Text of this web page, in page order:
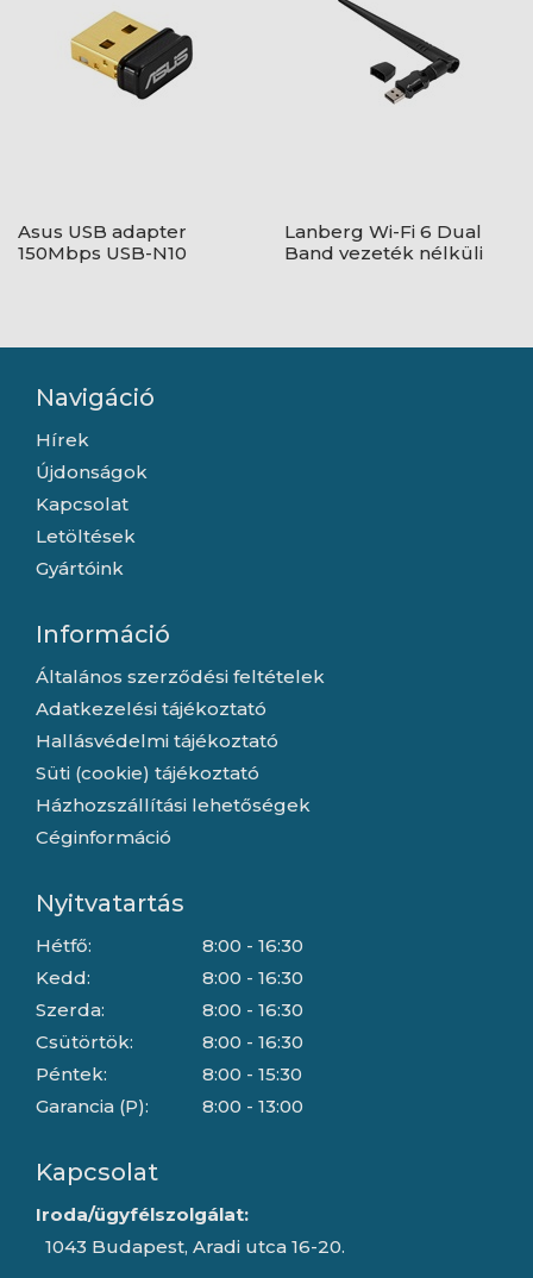
Asus USB adapter
150Mbps USB-N10
Lanberg Wi-Fi 6 Dual
Band vezeték nélküli
Navigáció
Hírek
Újdonságok
Kapcsolat
Letöltések
Gyártóink
Információ
Általános szerződési feltételek
Adatkezelési tájékoztató
Hallásvédelmi tájékoztató
Süti (cookie) tájékoztató
Házhozszállítási lehetőségek
Céginformáció
Nyitvatartás
Hétfő:
Kedd:
Szerda:
Csütörtök:
Péntek:
Garancia (P):
8:00 - 16:30
8:00 - 16:30
8:00 - 16:30
8:00 - 16:30
8:00 - 15:30
8:00 - 13:00
Kapcsolat
Iroda/ügyfélszolgálat:
1043 Budapest, Aradi utca 16-20.